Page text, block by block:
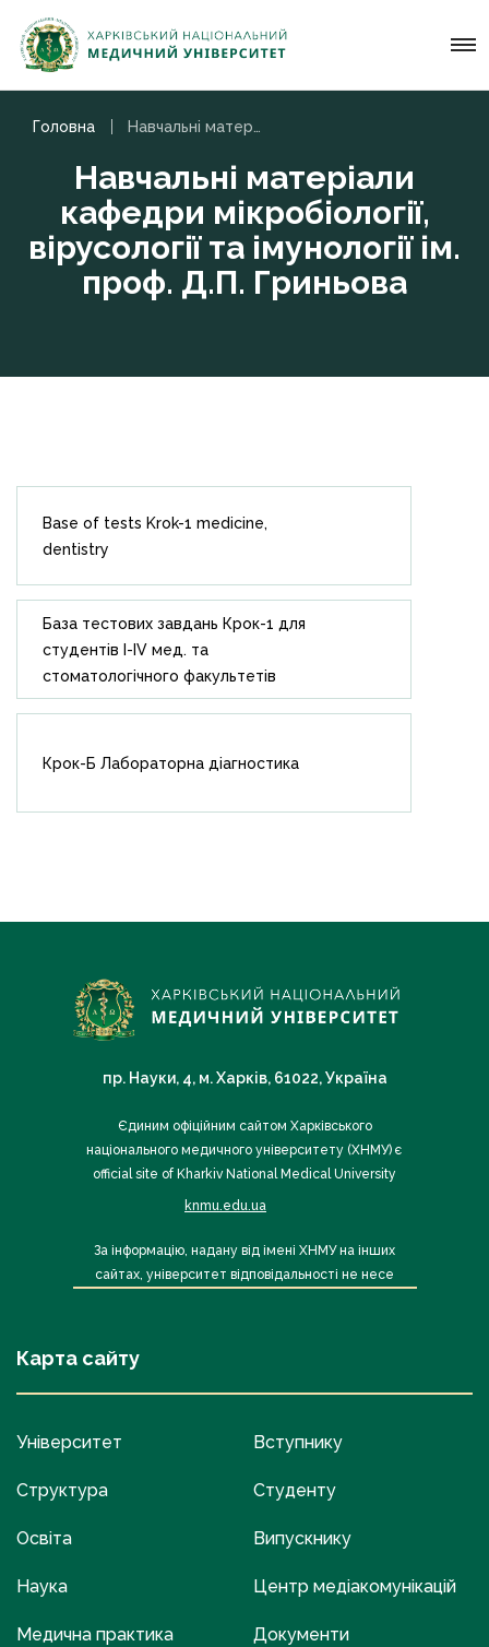
Головна
Навчальні матеріали
кафедри мікробіології,
вірусології та імунології ім.
проф. Д.П. Гриньова
Base of tests Krok-1 medicine,
dentistry
База тестових завдань Крок-1 для
студентів I-IV мед. та
стоматологічного факультетів
Крок-Б Лабораторна діагностика
пр. Науки, 4, м. Харків, 61022, Україна
Єдиним офіційним сайтом Харківського
національного медичного університету (ХНМУ) є
official site of Kharkiv National Medical University
knmu.edu.ua
За інформацію, надану від імені ХНМУ на інших
сайтах, університет відповідальності не несе
Карта сайту
Університет
Структура
Освіта
Наука
Медична практика
Вступнику
Студенту
Випускнику
Центр медіакомунікацій
Документи